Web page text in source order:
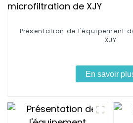
Présentation de l'équipement
XJY
En savoir